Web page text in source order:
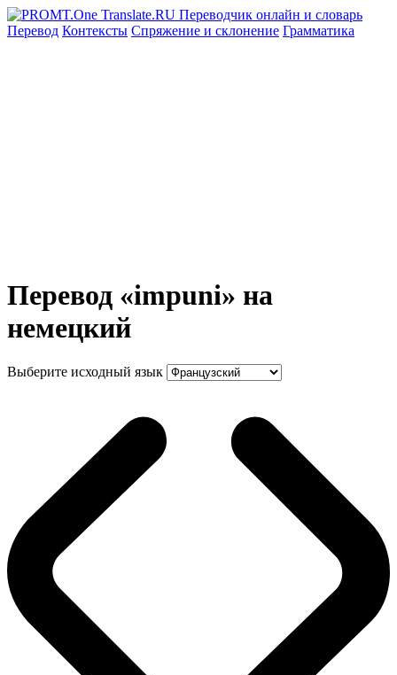
Перевод Контексты Спряжение и склонение Грамматика
Перевод «impuni» на
немецкий
Выберите исходный язык